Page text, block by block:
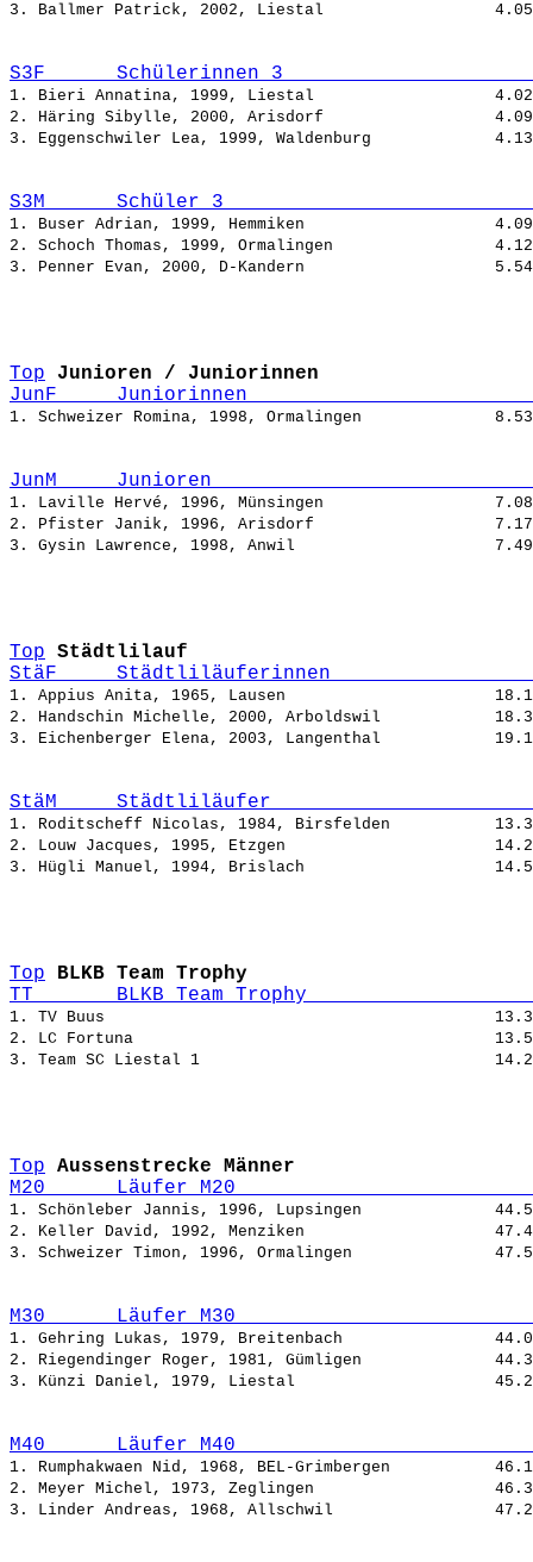
3. Ballmer Patrick, 2002, Liestal
S3F      Schülerinnen 3
1. Bieri Annatina, 1999, Liestal
2. Häring Sibylle, 2000, Arisdorf
3. Eggenschwiler Lea, 1999, Waldenburg
S3M      Schüler 3
1. Buser Adrian, 1999, Hemmiken
2. Schoch Thomas, 1999, Ormalingen
3. Penner Evan, 2000, D-Kandern
Top
Junioren / Juniorinnen
JunF     Juniorinnen
1. Schweizer Romina, 1998, Ormalingen
JunM     Junioren
1. Laville Hervé, 1996, Münsingen
2. Pfister Janik, 1996, Arisdorf
3. Gysin Lawrence, 1998, Anwil
Top
Städtlilauf
StäF     Städtliläuferinnen
1. Appius Anita, 1965, Lausen
2. Handschin Michelle, 2000, Arboldswil
3. Eichenberger Elena, 2003, Langenthal
StäM     Städtliläufer
1. Roditscheff Nicolas, 1984, Birsfelden
2. Louw Jacques, 1995, Etzgen
3. Hügli Manuel, 1994, Brislach
Top
BLKB Team Trophy
TT       BLKB Team Trophy
1. TV Buus
2. LC Fortuna
Top
Aussenstrecke Männer
M20      Läufer M20
1. Schönleber Jannis, 1996, Lupsingen
2. Keller David, 1992, Menziken
3. Schweizer Timon, 1996, Ormalingen
M30      Läufer M30
1. Gehring Lukas, 1979, Breitenbach
2. Riegendinger Roger, 1981, Gümligen
3. Künzi Daniel, 1979, Liestal
M40      Läufer M40
1. Rumphakwaen Nid, 1968, BEL-Grimbergen
2. Meyer Michel, 1973, Zeglingen
3. Linder Andreas, 1968, Allschwil